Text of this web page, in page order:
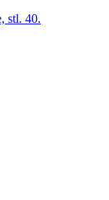
stl. 40.